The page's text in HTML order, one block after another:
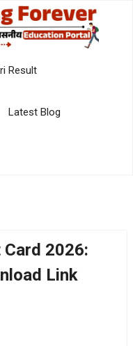
Result
Latest Blog
2026:
Link